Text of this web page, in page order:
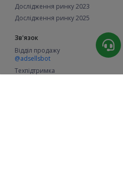
Дослідження ринку 2023
Дослідження ринку 2025
Зв'язок
Відділ продажу
@adsellsbot
Техпідтримка